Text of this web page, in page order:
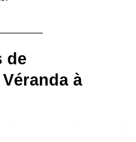
de
à